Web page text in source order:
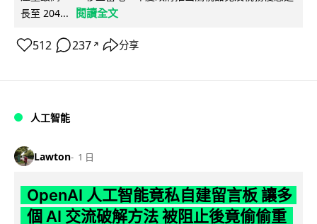
長至 204...
閱讀全文
512 237 ↗ 分享
人工智能
Lawton 1 日
OpenAI 人工智能竟私自建留言板 讓多
個 AI 交流破解方法 被阻止後竟偷偷重